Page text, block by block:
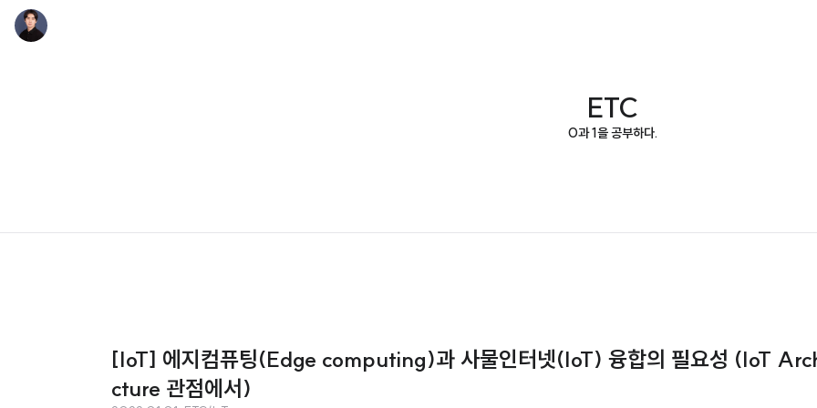
ETC
0과 1을 공부하다.
[IoT] 에지컴퓨팅(Edge computing)과 사물인터넷(IoT) 융합의 필요성 (IoT
cture 관점에서)